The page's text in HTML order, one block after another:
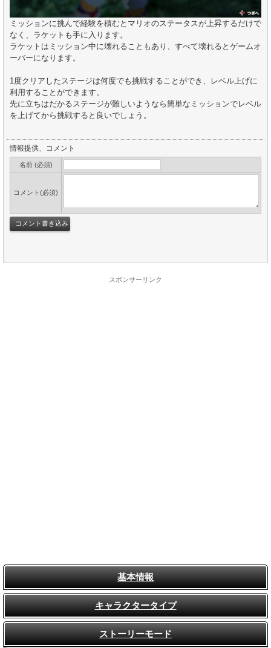
ミッションに挑んで経験を積むとマリオのステータスが上昇するだけで
なく、ラケットも手に入ります。
ラケットはミッション中に壊れることもあり、すべて壊れるとゲームオ
ーバーになります。
1度クリアしたステージは何度でも挑戦することができ、レベル上げに
利用することができます。
先に立ちはだかるステージが難しいようなら簡単なミッションでレベル
を上げてから挑戦すると良いでしょう。
情報提供、コメント
名前 (必須)
コメント(必須)
スポンサーリンク
基本情報
キャラクタータイプ
ストーリーモード